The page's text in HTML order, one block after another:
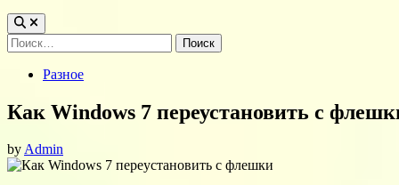
Найти:
PostedРазное
Как Windows 7 переустановить с
byAdmin